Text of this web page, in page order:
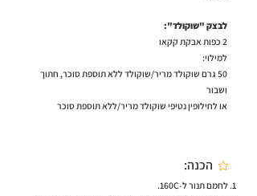
לבצק "שוקולד":
2 כפות אבקת קקאו
למילוי:
50 גרם שוקולד מריר/שוקולד ללא תוספת סוכר, חתוך
ושבור
או לחילופין נטיפי שוקולד מריר/ללא תוספת סוכר
הכנה:
1. לחמם תנור ל-160C.